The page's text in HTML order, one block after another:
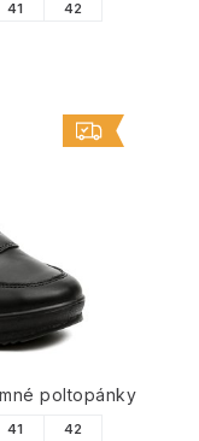
41 42
poltopánky
41 42